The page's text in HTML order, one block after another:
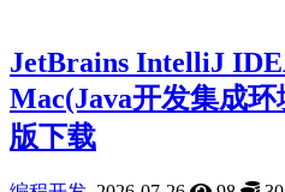
JetBrains IntelliJ
Mac(Java开发集成环
版下载